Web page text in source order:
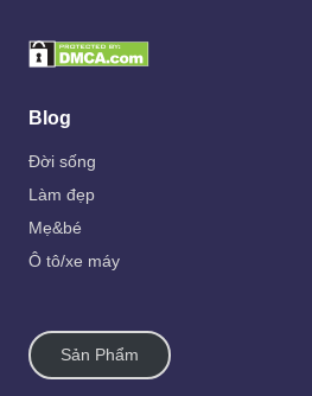
Blog
Đời sống
Làm đẹp
Mẹ&bé
Ô tô/xe máy
Sản Phẩm